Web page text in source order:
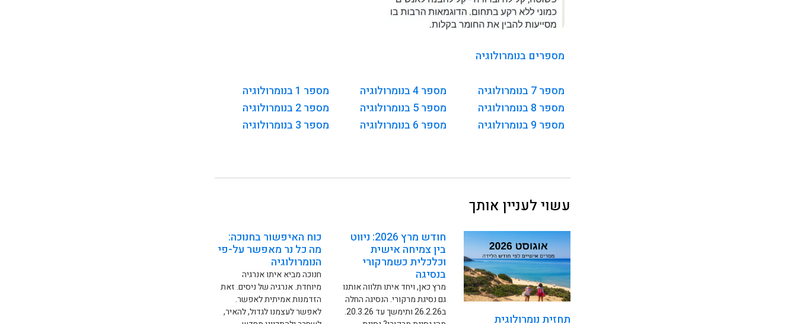
מספרים בנומרולוגיה
מספר 1 בנומרולוגיה
מספר 2 בנומרולוגיה
מספר 3 בנומרולוגיה
מספר 4 בנומרולוגיה
מספר 5 בנומרולוגיה
מספר 6 בנומרולוגיה
מספר 7 בנומרולוגיה
מספר 8 בנומרולוגיה
מספר 9 בנומרולוגיה
עשוי לעניין אותך
תחזית נומרולוגית
חודש מרץ 2026: ניווט
בין צמיחה אישית
וכלכלית כשמרקורי
בנסיגה
מרץ כאן, ויחד איתו תלווה אותנו
גם נסיגת מרקורי. הנסיגה החלה
ב26.2.26 ותימשך עד 20.3.26.
כוח האיפשור בחנוכה:
מה כל נר מאפשר על-פי
הנומרולוגיה
חנוכה מביא איתו אנרגיה
מיוחדת. אנרגיה של ניסים. זאת
הזדמנות אמיתית לאפשר.
לאפשר לעצמנו לגדול, להאיר,